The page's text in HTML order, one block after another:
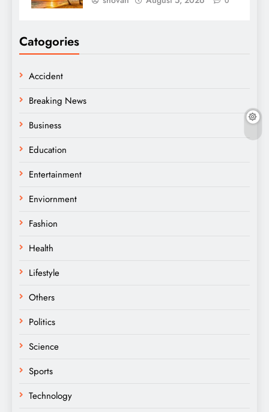
Catogories
Accident
Breaking News
Business
Education
Entertainment
Enviornment
Fashion
Health
Lifestyle
Others
Politics
Science
Sports
Technology